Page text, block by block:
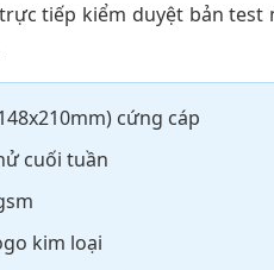
tiếp kiểm duyệt bản test
cứng cáp
cuối tuần
kim loại